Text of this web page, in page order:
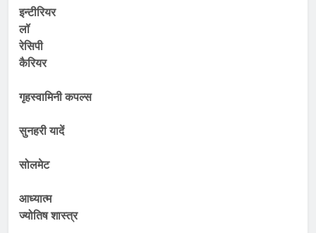
इन्टीरियर
लॉ
रेसिपी
कैरियर
गृहस्वामिनी कपल्स
सुनहरी यादें
सोलमेट
आध्यात्म
ज्योतिष शास्त्र